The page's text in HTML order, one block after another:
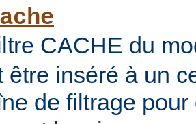
CACHE du
être inséré à un
de filtrage